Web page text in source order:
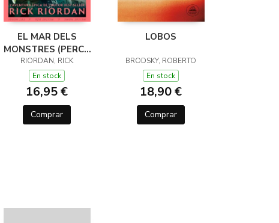
EL MAR DELS
MONSTRES (PERCY
JACKSON I ELS
DÉUS DE L'OLIMP 2)
RIORDAN, RICK
En stock
16,95 €
Comprar
LOBOS
BRODSKY, ROBERTO
En stock
18,90 €
Comprar